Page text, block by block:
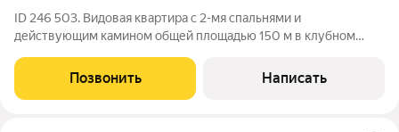
ID 246 503. Видовая квартира с 2-мя спальнями и
действующим камином общей площадью 150 м в клубном
большим количеством окон, эркерами и балконом
расположена на 3-м этаже. Выполнена отделка
Позвонить Написать